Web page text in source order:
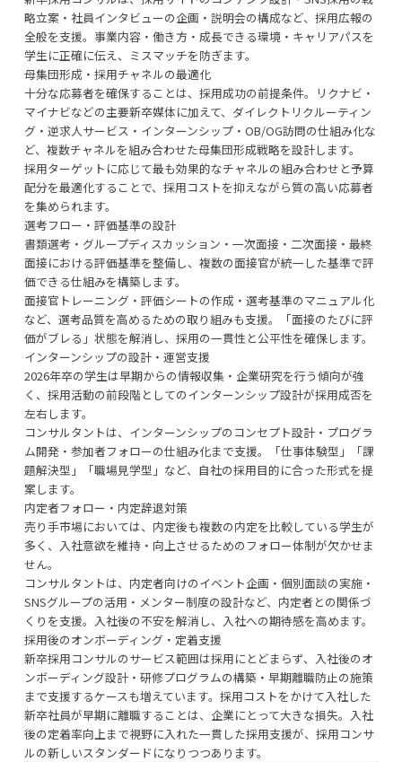
略立案・社員インタビューの企画・説明会の構成など、採用広報の
全般を支援。事業内容・働き方・成長できる環境・キャリアパスを
学生に正確に伝え、ミスマッチを防ぎます。
母集団形成・採用チャネルの最適化
十分な応募者を確保することは、採用成功の前提条件。リクナビ・
マイナビなどの主要新卒媒体に加えて、ダイレクトリクルーティン
グ・逆求人サービス・インターンシップ・OB/OG訪問の仕組み化な
ど、複数チャネルを組み合わせた母集団形成戦略を設計します。
採用ターゲットに応じて最も効果的なチャネルの組み合わせと予算
配分を最適化することで、採用コストを抑えながら質の高い応募者
を集められます。
選考フロー・評価基準の設計
書類選考・グループディスカッション・一次面接・二次面接・最終
面接における評価基準を整備し、複数の面接官が統一した基準で評
価できる仕組みを構築します。
面接官トレーニング・評価シートの作成・選考基準のマニュアル化
など、選考品質を高めるための取り組みも支援。「面接のたびに評
価がブレる」状態を解消し、採用の一貫性と公平性を確保します。
インターンシップの設計・運営支援
2026年卒の学生は早期からの情報収集・企業研究を行う傾向が強
く、採用活動の前段階としてのインターンシップ設計が採用成否を
左右します。
コンサルタントは、インターンシップのコンセプト設計・プログラ
ム開発・参加者フォローの仕組み化まで支援。「仕事体験型」「課
題解決型」「職場見学型」など、自社の採用目的に合った形式を提
案します。
内定者フォロー・内定辞退対策
売り手市場においては、内定後も複数の内定を比較している学生が
多く、入社意欲を維持・向上させるためのフォロー体制が欠かせま
せん。
コンサルタントは、内定者向けのイベント企画・個別面談の実施・
SNSグループの活用・メンター制度の設計など、内定者との関係づ
くりを支援。入社後の不安を解消し、入社への期待感を高めます。
採用後のオンボーディング・定着支援
新卒採用コンサルのサービス範囲は採用にとどまらず、入社後のオ
ンボーディング設計・研修プログラムの構築・早期離職防止の施策
まで支援するケースも増えています。採用コストをかけて入社した
新卒社員が早期に離職することは、企業にとって大きな損失。入社
後の定着率向上まで視野に入れた一貫した採用支援が、採用コンサ
ルの新しいスタンダードになりつつあります。